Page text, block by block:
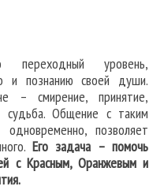
переходный уровень,
и познанию своей души.
– смирение, принятие,
Общение с таким
позволяет
Его задача – помочь
с Красным, Оранжевым и